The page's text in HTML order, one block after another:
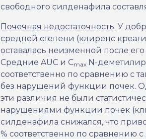
свободного силденафила
Почечная недостаточность. У
средней степени (клиренс
оставалась неизменной после
Средние AUC и CmaxN-
соответственно по сравнению с
без нарушений функции почек.
эти различия не были
нарушениями функции почек
силденафила снижался, что
% соответственно по сравнению